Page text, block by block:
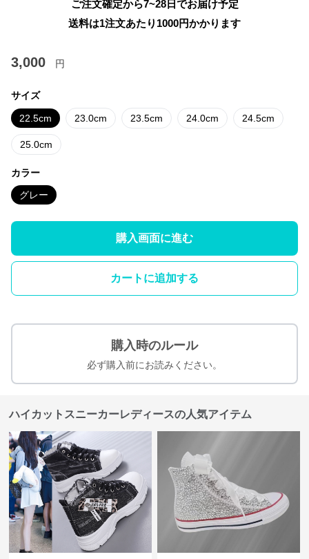
ご注文確定から7~28日でお届け予定
送料は1注文あたり 1000円かかります
3,000 円
サイズ
22.5cm 23.0cm 23.5cm 24.0cm 24.5cm
25.0cm
カラー
グレー
購入画面に進む
カートに追加する
購入時のルール
必ず購入前にお読みください。
ハイカットスニーカーレディースの人気アイテム